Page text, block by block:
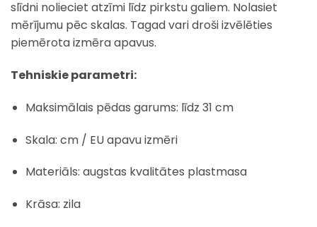
slīdni nolieciet atzīmi līdz pirkstu galiem. Nolasiet
mērījumu pēc skalas. Tagad vari droši izvēlēties
piemērota izmēra apavus.
Tehniskie parametri:
Maksimālais pēdas garums: līdz 31 cm
Skala: cm / EU apavu izmēri
Materiāls: augstas kvalitātes plastmasa
Krāsa: zila